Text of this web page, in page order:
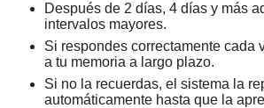
Después de 2 días, 4 días y más
intervalos mayores.
Si respondes correctamente cada
a tu memoria a largo plazo.
Si no la recuerdas, el sistema la
automáticamente hasta que la